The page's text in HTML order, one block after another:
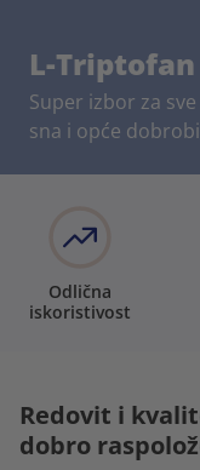
L-Triptofan
Super izbor za
sna i opće
Odlična
iskoristivost
Redovit i
dobro